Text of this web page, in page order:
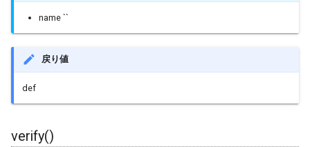
name ``
戻り値
def
verify()